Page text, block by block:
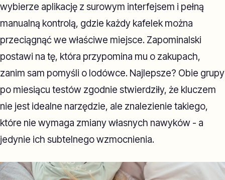
wybierze aplikację z surowym interfejsem i pełną
manualną kontrolą, gdzie każdy kafelek można
przeciągnąć we właściwe miejsce. Zapominalski
postawi na tę, która przypomina mu o zakupach,
zanim sam pomyśli o lodówce. Najlepsze? Obie grupy
po miesiącu testów zgodnie stwierdziły, że kluczem
nie jest idealne narzędzie, ale znalezienie takiego,
które nie wymaga zmiany własnych nawyków - a
jedynie ich subtelnego wzmocnienia.